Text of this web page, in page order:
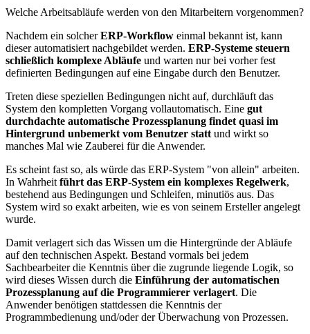
Welche Arbeitsabläufe werden von den Mitarbeitern vorgenommen?
Nachdem ein solcherERP-Workflow einmal bekannt ist, kann
dieser automatisiert nachgebildet werden. ERP-Systeme steuern
schließlich komplexe Abläufe und warten nur bei vorher fest
definierten Bedingungen auf eine Eingabe durch den Benutzer.
Treten diese speziellen Bedingungen nicht auf, durchläuft das
System den kompletten Vorgang vollautomatisch. Eine gut
durchdachte automatische Prozessplanung findet quasi im
Hintergrund unbemerkt vom Benutzer statt und wirkt so
manches Mal wie Zauberei für die Anwender.
Es scheint fast so, als würde das ERP-System "von allein" arbeiten.
In Wahrheit führt das ERP-System ein komplexes Regelwerk,
bestehend aus Bedingungen und Schleifen, minutiös aus. Das
System wird so exakt arbeiten, wie es von seinem Ersteller angelegt
wurde.
Damit verlagert sich das Wissen um die Hintergründe der Abläufe
auf den technischen Aspekt. Bestand vormals bei jedem
Sachbearbeiter die Kenntnis über die zugrunde liegende Logik, so
wird dieses Wissen durch die Einführung der automatischen
Prozessplanung auf die Programmierer verlagert. Die
Anwender benötigen stattdessen die Kenntnis der
Programmbedienung und/oder der Überwachung von Prozessen.